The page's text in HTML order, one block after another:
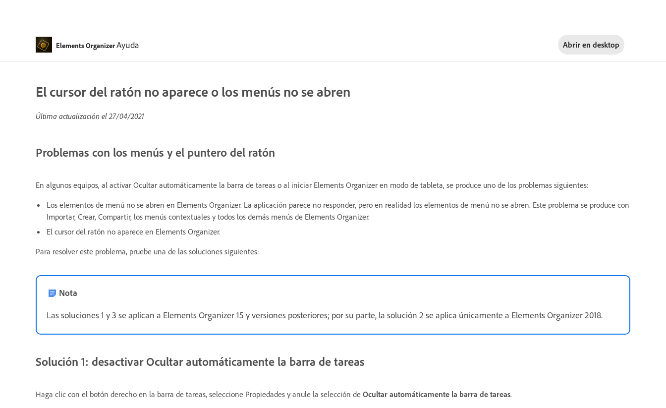
Elements OrganizerAyuda Abrir en desktop
El cursor del ratón no aparece o los menús no se abren
Última actualización el27/04/2021
Problemas con los menús y el puntero del ratón
En algunos equipos, al activar Ocultar automáticamente la barra de tareas o al iniciar Elements Organizer en modo de tableta, se produce uno de los problemas siguientes:
Los elementos de menú no se abren en Elements Organizer. La aplicación parece no responder, pero en realidad los elementos de menú no se abren. Este problema se produce con
Importar, Crear, Compartir, los menús contextuales y todos los demás menús de Elements Organizer.
El cursor del ratón no aparece en Elements Organizer.
Para resolver este problema, pruebe una de las soluciones siguientes:
Nota
Las soluciones 1 y 3 se aplican a Elements Organizer 15 y versiones posteriores; por su parte, la solución 2 se aplica únicamente a Elements Organizer 2018.
Solución 1: desactivar Ocultar automáticamente la barra de tareas
Haga clic con el botón derecho en la barra de tareas, seleccione Propiedades y anule la selección de Ocultar automáticamente la barra de tareas.